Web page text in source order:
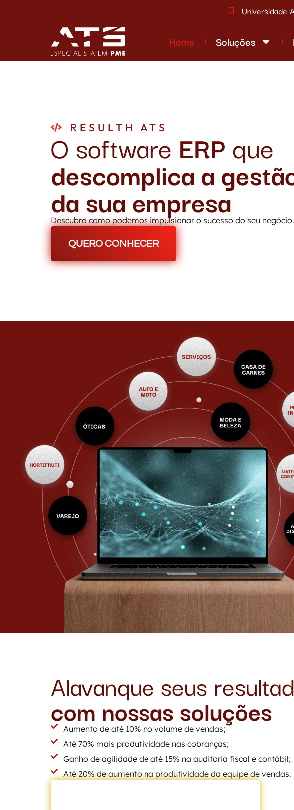
Universidade
Home Soluções
RESULTH ATS
O software ERPque
descomplica a
da sua empresa
Descubra como podemos impulsionar o sucesso do seu negócio.
QUERO CONHECER
Alavanque seus
com nossas soluções
Aumento de até 10% no volume de vendas;
Até 70% mais produtividade nas cobranças;
Ganho de agilidade de até 15% na auditoria fiscal e contábil;
Até 20% de aumento na produtividade da equipe de vendas.